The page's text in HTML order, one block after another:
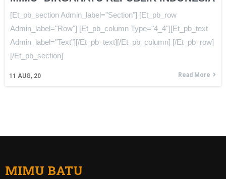
11 AUG, 20
[et_pb_section Admin_label="section"] [et_pb_row
Admin_label="row"] [et_pb_column Type="4_4"][et_pb_text
Admin_label="Text"][/et_pb_text][/et_pb_column] [/et_pb_row]
[/et_pb_section]
Read More
MIMU BATU